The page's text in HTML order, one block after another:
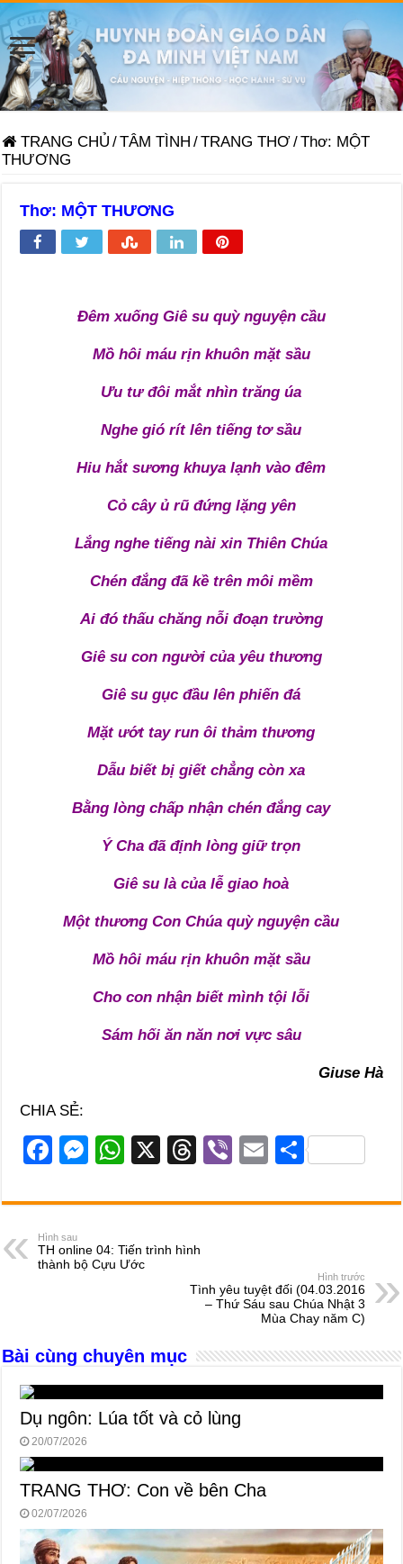
TRANG CHỦ /TÂM TÌNH /TRANG THƠ/Thơ: MỘT
THƯƠNG
Thơ: MỘT THƯƠNG
Đêm xuống Giê su quỳ nguyện cầu
Mồ hôi máu rịn khuôn mặt sầu
Ưu tư đôi mắt nhìn trăng úa
Nghe gió rít lên tiếng tơ sầu
Hiu hắt sương khuya lạnh vào đêm
Cỏ cây ủ rũ đứng lặng yên
Lắng nghe tiếng nài xin Thiên Chúa
Chén đắng đã kề trên môi mềm
Ai đó thấu chăng nỗi đoạn trường
Giê su con người của yêu thương
Giê su gục đầu lên phiến đá
Mặt ướt tay run ôi thảm thương
Dẫu biết bị giết chẳng còn xa
Bằng lòng chấp nhận chén đắng cay
Ý Cha đã định lòng giữ trọn
Giê su là của lễ giao hoà
Một thương Con Chúa quỳ nguyện cầu
Mồ hôi máu rịn khuôn mặt sầu
Cho con nhận biết mình tội lỗi
Sám hối ăn năn nơi vực sâu
Giuse Hà
CHIA SẺ:
F
c
e
b
k
M
ss
n
W
at
s
A
X
T
e
d
s
Vi
er
E
ail
S
ar
Hình sau
TH online 04: Tiến trình hình
thành bộ Cựu Ước
Hình trước
Tình yêu tuyệt đối (04.03.2016
– Thứ Sáu sau Chúa Nhật 3
Mùa Chay năm C)
Bài cùng chuyên mục
Dụ ngôn: Lúa tốt và cỏ lùng
20/07/2026
TRANG THƠ: Con về bên Cha
02/07/2026